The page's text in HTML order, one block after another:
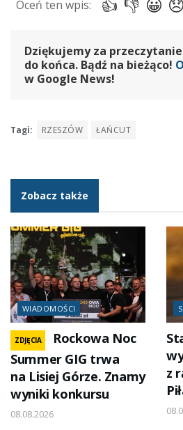
Dziękujemy za
do końca. Bądź na bieżąco!
w Google News!
Tagi: RZESZÓW ŁAŃCUT
Zobacz także
WIADOMOŚCI
ZDJĘCIA
Rockowa Noc
Summer GIG trwa
na Lisiej Górze. Znamy
wyniki konkursu
08.08.2026
z